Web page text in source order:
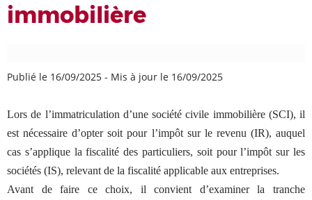
immobilière
Publié le 16/09/2025 - Mis à jour le 16/09/2025
Lors de l’immatriculation d’une société civile immobilière (SCI), il
est nécessaire d’opter soit pour l’impôt sur le revenu (IR), auquel
cas s’applique la fiscalité des particuliers, soit pour l’impôt sur les
sociétés (IS), relevant de la fiscalité applicable aux entreprises.
Avant de faire ce choix, il convient d’examiner la tranche